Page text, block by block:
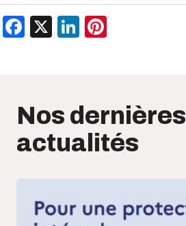
Facebook
X LinkedIn
Nos dernières
actualités